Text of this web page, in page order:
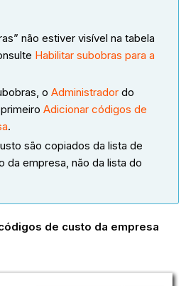
não estiver visível na tabela
Habilitar subobras para a
o Administradordo
Adicionar códigos de
.
são copiados da lista de
da empresa, não da lista do
de custo da empresa